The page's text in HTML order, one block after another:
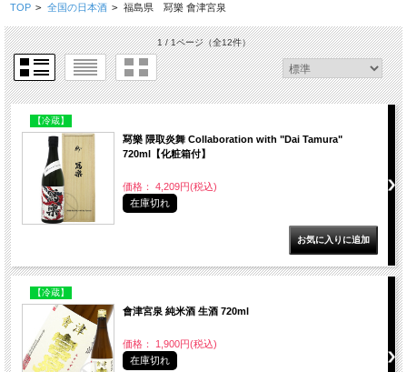
TOP > 全国の日本酒 > 福島県 冩樂 會津宮泉
1 / 1ページ（全12件）
【冷蔵】
冩樂 隈取炎舞 Collaboration with "Dai Tamura"
720ml【化粧箱付】
価格： 4,209円(税込)
在庫切れ
【冷蔵】
會津宮泉 純米酒 生酒 720ml
価格： 1,900円(税込)
在庫切れ